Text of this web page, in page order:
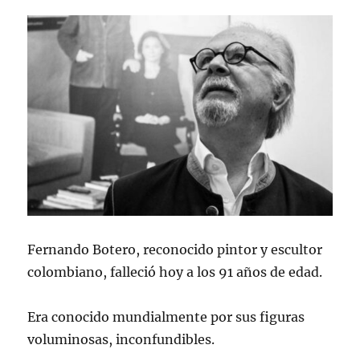
Fernando Botero, reconocido pintor y escultor
colombiano, falleció hoy a los 91 años de edad.
Era conocido mundialmente por sus figuras
voluminosas, inconfundibles.